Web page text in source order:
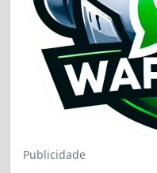
Publicidade